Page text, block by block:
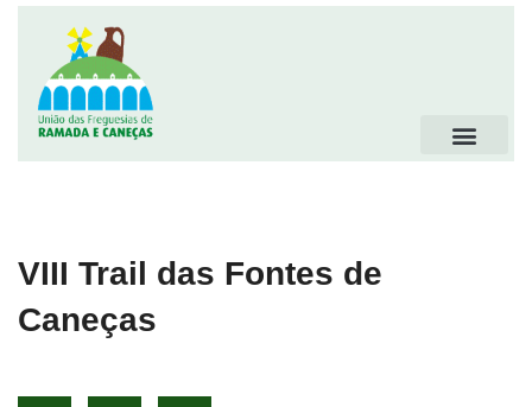
VIII Trail das Fontes de
Caneças